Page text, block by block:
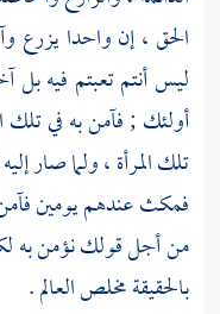
الحق ، إن واحدا يزرع
ليس أنتم تعبتم فيه بل
أولئك ; فآمن به في تلك
تلك المرأة ، ولما صار
فمكث عندهم يومين فآمن
من أجل قولك نؤمن به
بالحقيقة مخلص العالم .